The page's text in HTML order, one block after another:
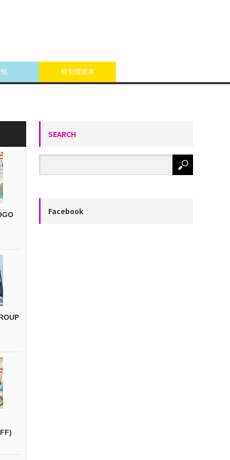
特別優惠券
SEARCH
Facebook